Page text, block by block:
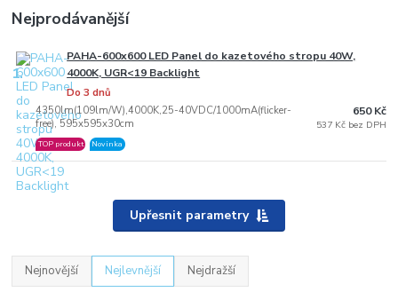
Nejprodávanější
1.
PAHA-600x600 LED Panel do kazetového stropu 40W,
4000K, UGR<19 Backlight
4350lm(109lm/W),4000K,25-40VDC/1000mA(flicker-
free), 595x595x30cm
Do 3 dnů
TOP produkt Novinka
650 Kč
537 Kč bez DPH
Upřesnit parametry
Nejnovější Nejlevnější Nejdražší